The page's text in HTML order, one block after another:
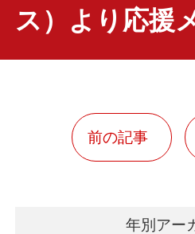
ス）より応援
前の記事
年別アー